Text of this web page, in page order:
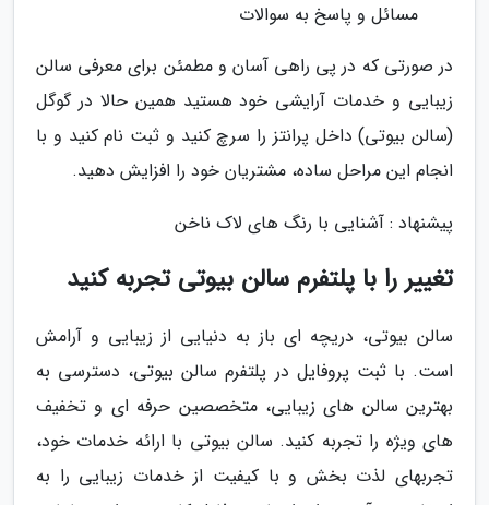
مسائل و پاسخ به سوالات
در صورتی که در پی راهی آسان و مطمئن برای معرفی سالن
زیبایی و خدمات آرایشی خود هستید همین حالا در گوگل
(سالن بیوتی) داخل پرانتز را سرچ کنید و ثبت نام کنید و با
انجام این مراحل ساده، مشتریان خود را افزایش دهید.
پیشنهاد : آشنایی با رنگ های لاک ناخن
تغییر را با پلتفرم سالن بیوتی تجربه کنید
سالن بیوتی، دریچه ای باز به دنیایی از زیبایی و آرامش
است. با ثبت پروفایل در پلتفرم سالن بیوتی، دسترسی به
بهترین سالن های زیبایی، متخصصین حرفه ای و تخفیف
های ویژه را تجربه کنید. سالن بیوتی با ارائه خدمات خود،
تجربهای لذت بخش و با کیفیت از خدمات زیبایی را به